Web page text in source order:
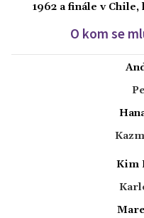
1962 a finále v
O kom se
Kim